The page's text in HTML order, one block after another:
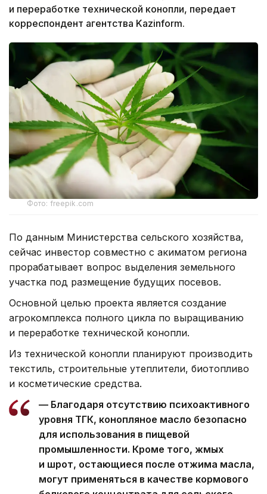
и переработке технической конопли, передает
корреспондент агентства Kazinform.
Фото: freepik.com
По данным Министерства сельского хозяйства,
сейчас инвестор совместно с акиматом региона
прорабатывает вопрос выделения земельного
участка под размещение будущих посевов.
Основной целью проекта является создание
агрокомплекса полного цикла по выращиванию
и переработке технической конопли.
Из технической конопли планируют производить
текстиль, строительные утеплители, биотопливо
и косметические средства.
— Благодаря отсутствию психоактивного
уровня ТГК, конопляное масло безопасно
для использования в пищевой
промышленности. Кроме того, жмых
и шрот, остающиеся после отжима масла,
могут применяться в качестве кормового